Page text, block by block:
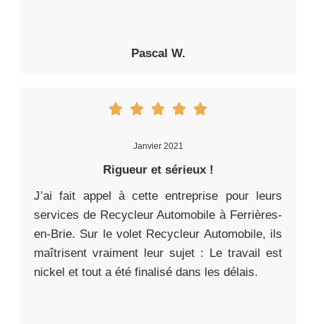
Pascal W.
Janvier 2021
Rigueur et sérieux !
J’ai fait appel à cette entreprise pour leurs
services de Recycleur Automobile à Ferrières-
en-Brie. Sur le volet Recycleur Automobile, ils
maîtrisent vraiment leur sujet : Le travail est
nickel et tout a été finalisé dans les délais.